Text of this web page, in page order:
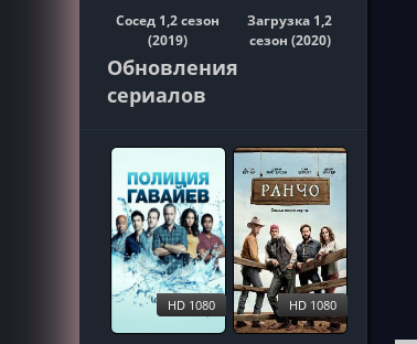
Сосед 1,2 сезон
(2019)
Загрузка 1,2
сезон (2020)
Обновления
сериалов
HD 1080 HD 1080